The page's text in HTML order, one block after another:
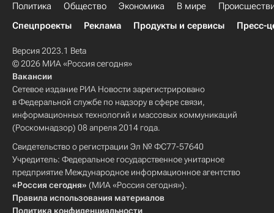
Политика Общество Экономика В мире
Спецпроекты
Реклама Продукты и сервисы Пресс-
Версия 2023.1 Beta
© 2026 МИА «Россия сегодня»
Вакансии
Сетевое издание РИА Новости зарегистрировано
в Федеральной службе по надзору в сфере связи,
информационных технологий и массовых коммуникаций
(Роскомнадзор) 08 апреля 2014 года.
Свидетельство о регистрации Эл № ФС77-57640
Учредитель: Федеральное государственное унитарное
предприятие Международное информационное агентство
«Россия сегодня» (МИА «Россия сегодня»).
Правила использования материалов
Политика конфиденциальности